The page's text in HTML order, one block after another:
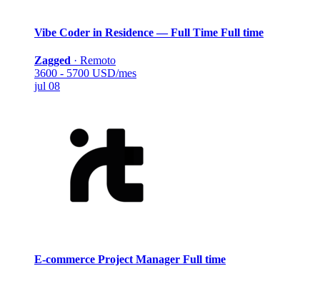
Vibe Coder in Residence — Full Time Full time
Zagged · Remoto
3600 - 5700 USD/mes
jul 08
E-commerce Project Manager Full time